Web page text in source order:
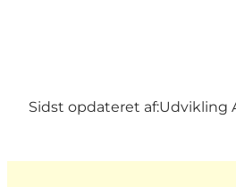
Sidst opdateret af:Udvikling